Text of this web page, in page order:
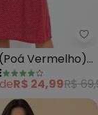
(Xadrez
Vermelho)
R$ 24,99R$